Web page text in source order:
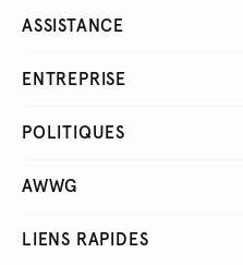
ASSISTANCE
ENTREPRISE
POLITIQUES
AWWG
LIENS RAPIDES